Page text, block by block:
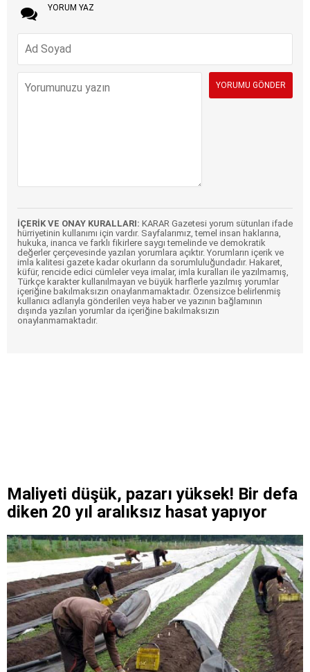
YORUM YAZ
İÇERİK VE ONAY KURALLARI: KARAR Gazetesi yorum sütunları ifade
hürriyetinin kullanımı için vardır. Sayfalarımız, temel insan haklarına,
hukuka, inanca ve farklı fikirlere saygı temelinde ve demokratik
değerler çerçevesinde yazılan yorumlara açıktır. Yorumların içerik ve
imla kalitesi gazete kadar okurların da sorumluluğundadır. Hakaret,
küfür, rencide edici cümleler veya imalar, imla kuralları ile yazılmamış,
Türkçe karakter kullanılmayan ve büyük harflerle yazılmış yorumlar
içeriğine bakılmaksızın onaylanmamaktadır. Özensizce belirlenmiş
kullanıcı adlarıyla gönderilen veya haber ve yazının bağlamının
dışında yazılan yorumlar da içeriğine bakılmaksızın
onaylanmamaktadır.
Maliyeti düşük, pazarı yüksek! Bir defa
diken 20 yıl aralıksız hasat yapıyor